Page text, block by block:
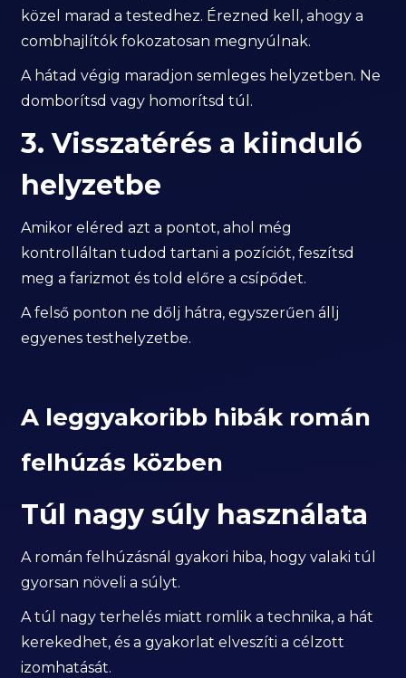
közel marad a testedhez. Érezned kell, ahogy a
combhajlítók fokozatosan megnyúlnak.
A hátad végig maradjon semleges helyzetben. Ne
domborítsd vagy homorítsd túl.
3. Visszatérés a kiinduló
helyzetbe
Amikor eléred azt a pontot, ahol még
kontrolláltan tudod tartani a pozíciót, feszítsd
meg a farizmot és told előre a csípődet.
A felső ponton ne dőlj hátra, egyszerűen állj
egyenes testhelyzetbe.
A leggyakoribb hibák román
felhúzás közben
Túl nagy súly használata
A román felhúzásnál gyakori hiba, hogy valaki túl
gyorsan növeli a súlyt.
A túl nagy terhelés miatt romlik a technika, a hát
kerekedhet, és a gyakorlat elveszíti a célzott
izomhatását.